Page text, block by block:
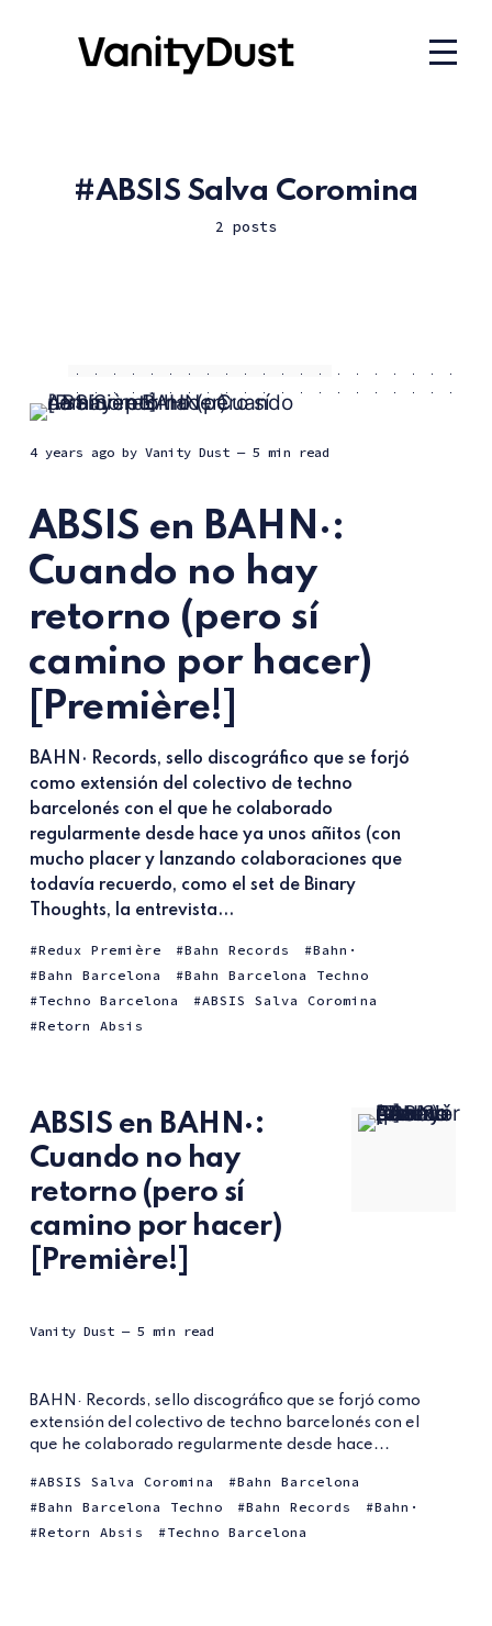
ABSIS Salva Coromina
2 posts
4 years agoby Vanity Dust — 5 min read
ABSIS en BAHN·:
Cuando no hay
retorno (pero sí
camino por hacer)
[Première!]
BAHN· Records, sello discográfico que se forjó
como extensión del colectivo de techno
barcelonés con el que he colaborado
regularmente desde hace ya unos añitos (con
mucho placer y lanzando colaboraciones que
todavía recuerdo, como el set de Binary
Thoughts, la entrevista...
Redux Première Bahn Records
Bahn·
Bahn Barcelona
Bahn Barcelona Techno
Techno Barcelona
ABSIS Salva Coromina
Retorn Absis
ABSIS en BAHN·:
Cuando no hay
retorno (pero sí
camino por hacer)
[Première!]
Vanity Dust — 5 min read
BAHN· Records, sello discográfico que se forjó como
extensión del colectivo de techno barcelonés con el
que he colaborado regularmente desde hace...
ABSIS Salva Coromina
Bahn Barcelona
Bahn Barcelona Techno
Bahn Records
Bahn·
Retorn Absis
Techno Barcelona